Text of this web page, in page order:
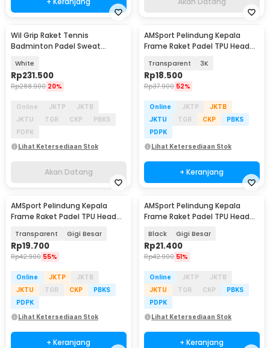
Akan Datang
Wil Grip Raket Tennis
Badminton Padel Sweat
White
Rp231.500
Rp288.900 20%
Online JKTP
JKTB
JKTU
TGR CKP
PBKS
PDPK
Lihat Ketersediaan Stok
Akan Datang
AMSport Pelindung Kepala
Frame Raket Padel TPU Head
Transparent 3K
Rp18.500
Rp37.900 52%
Online JKTP
JKTB
JKTU
TGR CKP
PBKS
PDPK
Lihat Ketersediaan Stok
+ Keranjang
AMSport Pelindung Kepala
Frame Raket Padel TPU Head
Transparent Gigi Besar
Rp19.700
Rp42.900 55%
Online JKTP
JKTB
JKTU
TGR CKP
PBKS
PDPK
Lihat Ketersediaan Stok
+ Keranjang
AMSport Pelindung Kepala
Frame Raket Padel TPU Head
Black Gigi Besar
Rp21.400
Rp42.900 51%
Online JKTP
JKTB
JKTU
TGR CKP
PBKS
PDPK
Lihat Ketersediaan Stok
+ Keranjang